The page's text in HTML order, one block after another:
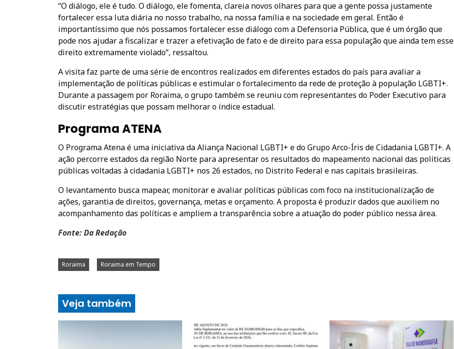
“O diálogo, ele é tudo. O diálogo, ele fomenta, clareia novos olhares para que a gente possa justamente
fortalecer essa luta diária no nosso trabalho, na nossa família e na sociedade em geral. Então é
importantíssimo que nós possamos fortalecer esse diálogo com a Defensoria Pública, que é um órgão que
pode nos ajudar a fiscalizar e trazer a efetivação de fato e de direito para essa população que ainda tem esse
direito extremamente violado”, ressaltou.
A visita faz parte de uma série de encontros realizados em diferentes estados do país para avaliar a
implementação de políticas públicas e estimular o fortalecimento da rede de proteção à população LGBTI+.
Durante a passagem por Roraima, o grupo também se reuniu com representantes do Poder Executivo para
discutir estratégias que possam melhorar o índice estadual.
Programa ATENA
O Programa Atena é uma iniciativa da Aliança Nacional LGBTI+ e do Grupo Arco-Íris de Cidadania LGBTI+. A
ação percorre estados da região Norte para apresentar os resultados do mapeamento nacional das políticas
públicas voltadas à cidadania LGBTI+ nos 26 estados, no Distrito Federal e nas capitais brasileiras.
O levantamento busca mapear, monitorar e avaliar políticas públicas com foco na institucionalização de
ações, garantia de direitos, governança, metas e orçamento. A proposta é produzir dados que auxiliem no
acompanhamento das políticas e ampliem a transparência sobre a atuação do poder público nessa área.
Fonte: Da Redação
Roraima Roraima em Tempo
Veja também